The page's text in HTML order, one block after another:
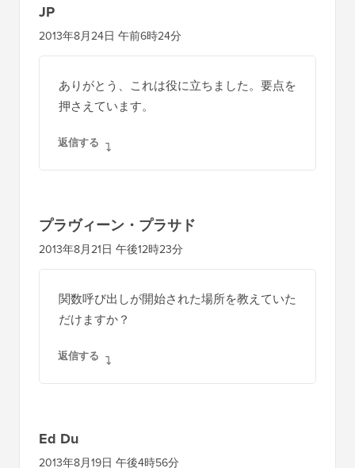
JP
2013年8月24日 午前6時24分
ありがとう、これは役に立ちました。要点を
押さえています。
返信する
プラヴィーン・プラサド
2013年8月21日 午後12時23分
関数呼び出しが開始された場所を教えていた
だけますか？
返信する
Ed Du
2013年8月19日 午後4時56分